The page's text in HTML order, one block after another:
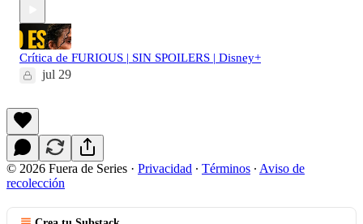
Crítica de FURIOUS | SIN SPOILERS | Disney+
jul 29
© 2026 Fuera de Series · Privacidad ∙ Términos ∙ Aviso de
recolección